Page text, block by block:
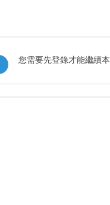
您需要先登錄才能繼續